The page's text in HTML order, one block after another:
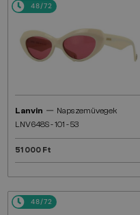
48/72
Lanvin — Napszemüvegek
LNV648S - 101 - 53
51 000 Ft
48/72